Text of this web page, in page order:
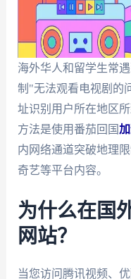
海外华人和留学生常
制"无法观看电视剧的
址识别用户所在地区
方法是使用番茄回国
内网络通道突破地理
奇艺等平台内容。
为什么在国
网站？
当您访问腾讯视频、